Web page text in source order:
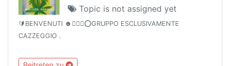
Topic is not assigned yet
🔰BENVENUTI ☻🙆🏼‍♂️⭕GRUPPO ESCLUSIVAMENTE
CAZZEGGIO .